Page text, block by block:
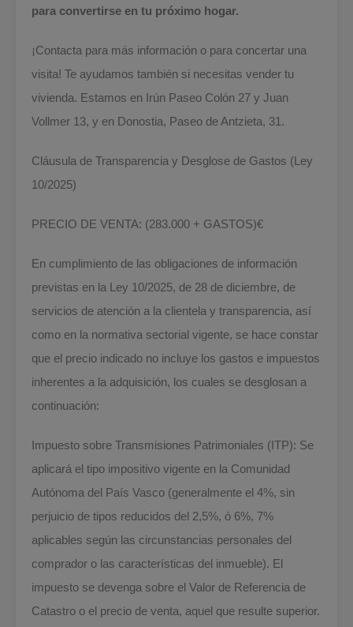
para convertirse en tu próximo hogar.
¡Contacta para más información o para concertar una
visita! Te ayudamos también si necesitas vender tu
vivienda. Estamos en Irún Paseo Colón 27 y Juan
Vollmer 13, y en Donostia, Paseo de Antzieta, 31.
Cláusula de Transparencia y Desglose de Gastos (Ley
10/2025)
PRECIO DE VENTA: (283.000 + GASTOS)€
En cumplimiento de las obligaciones de información
previstas en la Ley 10/2025, de 28 de diciembre, de
servicios de atención a la clientela y transparencia, así
como en la normativa sectorial vigente, se hace constar
que el precio indicado no incluye los gastos e impuestos
inherentes a la adquisición, los cuales se desglosan a
continuación:
Impuesto sobre Transmisiones Patrimoniales (ITP): Se
aplicará el tipo impositivo vigente en la Comunidad
Autónoma del País Vasco (generalmente el 4%, sin
perjuicio de tipos reducidos del 2,5%, ó 6%, 7%
aplicables según las circunstancias personales del
comprador o las características del inmueble). El
impuesto se devenga sobre el Valor de Referencia de
Catastro o el precio de venta, aquel que resulte superior.